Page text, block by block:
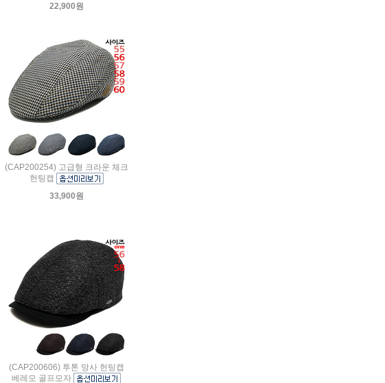
22,900원
(CAP200254) 고급형 크라운 체크
헌팅캡
33,900원
(CAP200606) 투톤 망사 헌팅캡
베레모 골프모자